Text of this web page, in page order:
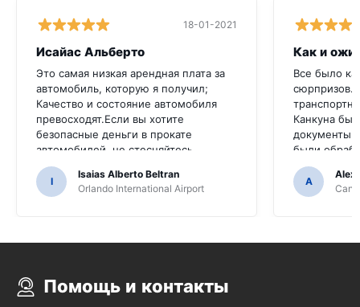
18-01-2021
Исайас Альберто
Это самая низкая арендная плата за
автомобиль, которую я получил;
Качество и состояние автомобиля
превосходят.Если вы хотите
безопасные деньги в прокате
автомобилей, не стесняйтесь
обращаться к ним
I
Isaias Alberto Beltran
Orlando International Airport
Как и
Все было
Канкуна
документы
были
A
Alex
Помощь и контакты